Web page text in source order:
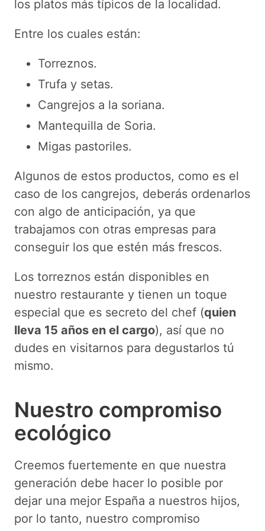
los platos más típicos de la localidad.
Entre los cuales están:
Torreznos.
Trufa y setas.
Cangrejos a la soriana.
Mantequilla de Soria.
Migas pastoriles.
Algunos de estos productos, como es el
caso de los cangrejos, deberás ordenarlos
con algo de anticipación, ya que
trabajamos con otras empresas para
conseguir los que estén más frescos.
Los torreznos están disponibles en
nuestro restaurante y tienen un toque
especial que es secreto del chef (quien
lleva 15 años en el cargo), así que no
dudes en visitarnos para degustarlos tú
mismo.
Nuestro compromiso
ecológico
Creemos fuertemente en que nuestra
generación debe hacer lo posible por
dejar una mejor España a nuestros hijos,
por lo tanto, nuestro compromiso